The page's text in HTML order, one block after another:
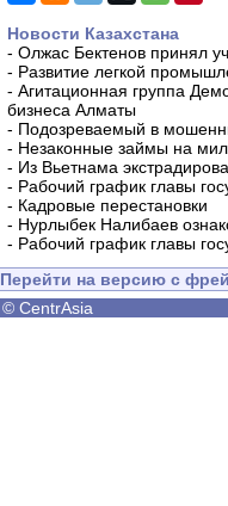
Новости Казахстана
- Олжас Бектенов принял
- Развитие легкой
- Агитационная группа
бизнеса Алматы
- Подозреваемый в
- Незаконные займы на
- Из Вьетнама
- Рабочий график главы
- Кадровые перестановки
- Нурлыбек Налибаев
- Рабочий график главы
Перейти на версию с
© CentrAsia